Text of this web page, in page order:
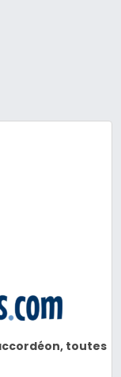
toutes